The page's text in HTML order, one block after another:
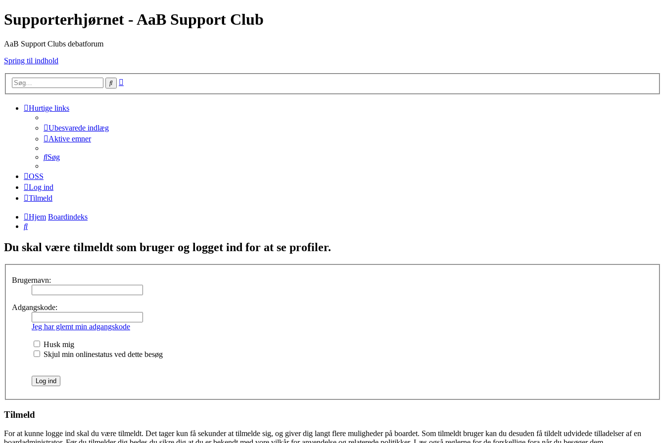
Supporterhjørnet - AaB Support Club
AaB Support Clubs debatforum
Spring til indhold
Søg
Hurtige links
Ubesvarede indlæg
Aktive emner
Søg
OSS
Log ind
Tilmeld
Hjem Boardindeks
Søg
Du skal være tilmeldt som bruger og logget ind for at se profiler.
Brugernavn:
Adgangskode:
Jeg har glemt min adgangskode
Husk mig
Skjul min onlinestatus ved dette besøg
Tilmeld
For at kunne logge ind skal du være tilmeldt. Det tager kun få sekunder at tilmelde sig, og giver dig langt flere muligheder på boardet. Som tilmeldt bruger kan du desuden få tildelt udvidede tilladelser af en